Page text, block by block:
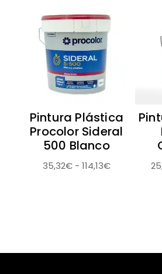
desde
10,87€
Pintura Plástica
Procolor Sideral
500 Blanco
35,32€ - 114,13€Rango
114,13€